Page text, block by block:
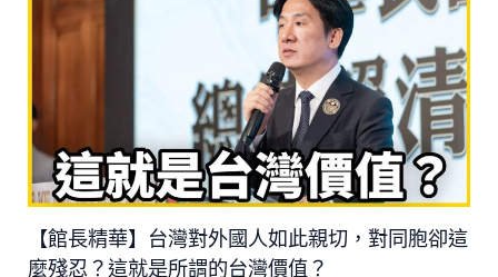
【館長精華】台灣對外國人如此親切，對同胞卻這
麼殘忍？這就是所謂的台灣價值？